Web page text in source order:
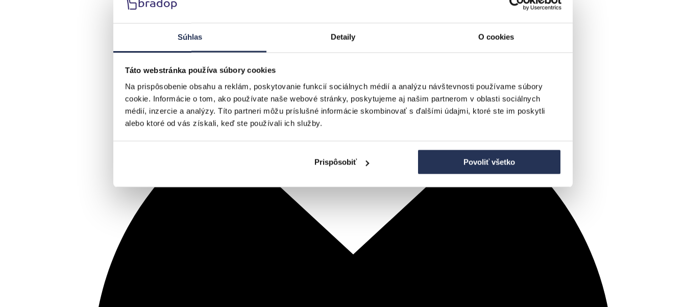
Súhlas Detaily O cookies
Táto webstránka používa súbory cookies
Na prispôsobenie obsahu a reklám, poskytovanie funkcií sociálnych médií a analýzu návštevnosti používame súbory
cookie. Informácie o tom, ako používate naše webové stránky, poskytujeme aj našim partnerom v oblasti sociálnych
médií, inzercie a analýzy. Títo partneri môžu príslušné informácie skombinovať s ďalšími údajmi, ktoré ste im poskytli
alebo ktoré od vás získali, keď ste používali ich služby.
Prispôsobiť Povoliť všetko